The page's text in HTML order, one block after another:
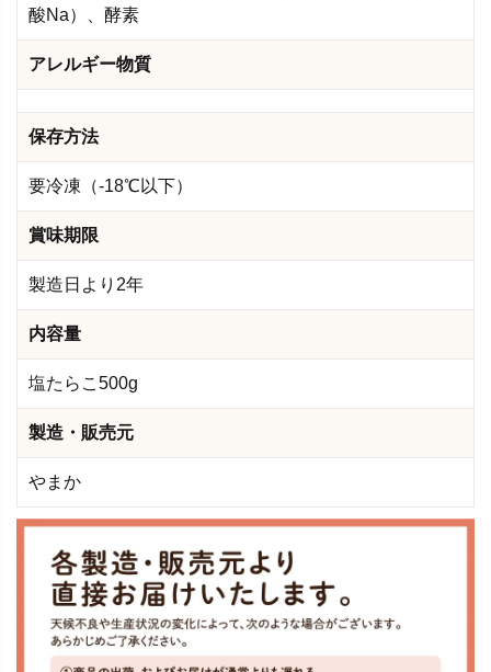
酸Na）、酵素
アレルギー物質
保存方法
要冷凍（-18℃以下）
賞味期限
製造日より2年
内容量
塩たらこ500g
製造・販売元
やまか